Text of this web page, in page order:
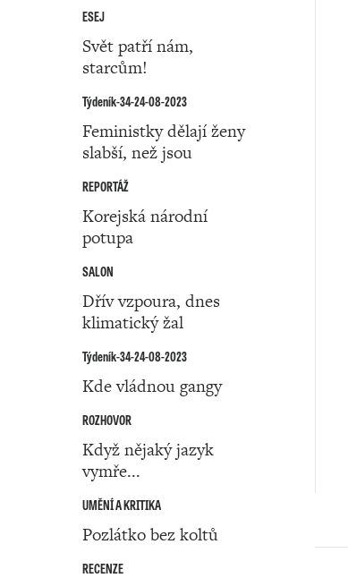
ESEJ
Svět patří nám,
starcům!
Týdeník-34-24-08-2023
Feministky dělají ženy
slabší, než jsou
REPORTÁŽ
Korejská národní
potupa
SALON
Dřív vzpoura, dnes
klimatický žal
Týdeník-34-24-08-2023
Kde vládnou gangy
ROZHOVOR
Když nějaký jazyk
vymře...
UMĚNÍ A KRITIKA
Pozlátko bez koltů
RECENZE